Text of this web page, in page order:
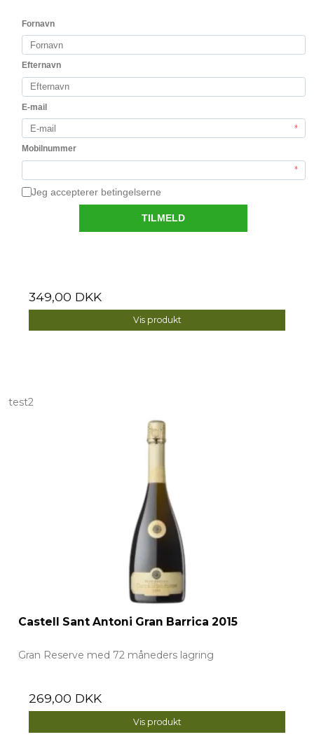
349,00 DKK
Vis produkt
test2
Castell Sant Antoni Gran Barrica 2015
Gran Reserve med 72 måneders lagring
269,00 DKK
Vis produkt